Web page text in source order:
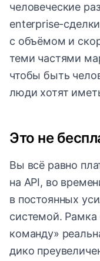
человеческие
enterprise-
с объёмом и
теми частями
чтобы быть
люди хотят
Это не
Вы всё равно
на API, во
в постоянных
системой. Рамка
команду»
дико